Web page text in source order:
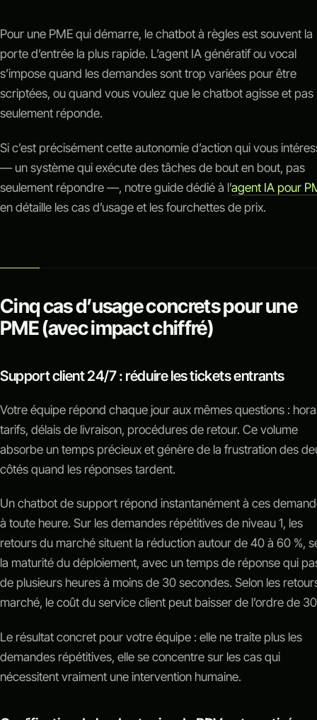
Pour une PME qui démarre, le chatbot à règles est souvent la
porte d’entrée la plus rapide. L’agent IA génératif ou vocal
s’impose quand les demandes sont trop variées pour être
scriptées, ou quand vous voulez que le chatbot agisse et pas
seulement réponde.
Si c’est précisément cette autonomie d’action qui vous
— un système qui exécute des tâches de bout en bout, pas
seulement répondre —, notre guide dédié à l’agent IA pour
en détaille les cas d’usage et les fourchettes de prix.
Cinq cas d’usage concrets pour une
PME (avec impact chiffré)
Support client 24/7 : réduire les tickets entrants
Votre équipe répond chaque jour aux mêmes questions :
tarifs, délais de livraison, procédures de retour. Ce volume
absorbe un temps précieux et génère de la frustration des
côtés quand les réponses tardent.
Un chatbot de support répond instantanément à ces
à toute heure. Sur les demandes répétitives de niveau 1, les
retours du marché situent la réduction autour de 40 à 60 %,
la maturité du déploiement, avec un temps de réponse qui
de plusieurs heures à moins de 30 secondes. Selon les
marché, le coût du service client peut baisser de l’ordre de
Le résultat concret pour votre équipe : elle ne traite plus les
demandes répétitives, elle se concentre sur les cas qui
nécessitent vraiment une intervention humaine.